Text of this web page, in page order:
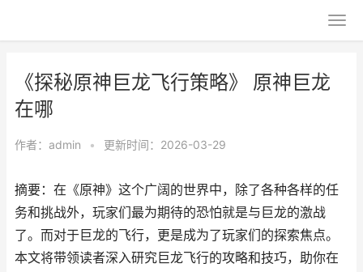
《探秘原神巨龙飞行策略》 原神巨龙
在哪
作者： admin • 更新时间：2026-03-29
摘要：在《原神》这个广阔的世界中，除了各种各样的任
务和挑战外，玩家们最为期待的恐怕就是与巨龙的激战
了。而对于巨龙的飞行，更是成为了玩家们的探索焦点。
本文将带领读者深入研究巨龙飞行的攻略和技巧，助你在